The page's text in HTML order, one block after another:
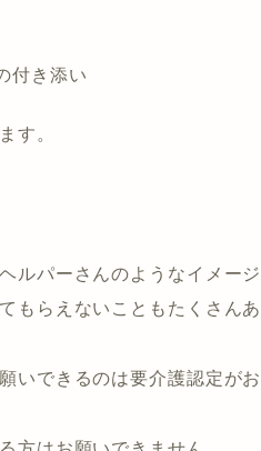
付き添い
す。
ルパーさんのようなイメー
もらえないこともたくさんあ
いできるのは要介護認定が